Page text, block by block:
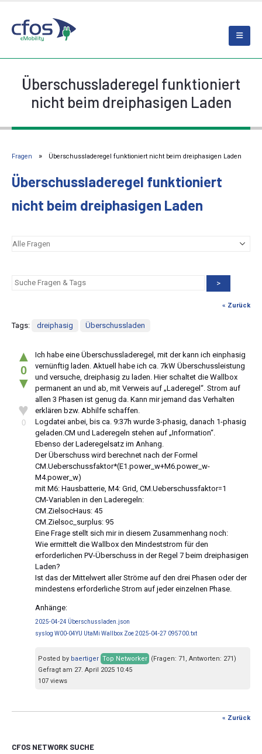
Überschussladeregel funktioniert
nicht beim dreiphasigen Laden
Fragen Überschussladeregel funktioniert nicht beim dreiphasigen Laden
Überschussladeregel funktioniert
nicht beim dreiphasigen Laden
>
« Zurück
Tags: dreiphasig Überschussladen
▲
0
▼
♥
0
Ich habe eine Überschussladeregel, mit der kann ich einphasig
vernünftig laden. Aktuell habe ich ca. 7kW Überschussleistung
und versuche, dreiphasig zu laden. Hier schaltet die Wallbox
permanent an und ab, mit Verweis auf „Laderegel“. Strom auf
allen 3 Phasen ist genug da. Kann mir jemand das Verhalten
erklären bzw. Abhilfe schaffen.
Logdatei anbei, bis ca. 9:37h wurde 3-phasig, danach 1-phasig
geladen.CM und Laderegeln stehen auf „Information“.
Ebenso der Laderegelsatz im Anhang.
Der Überschuss wird berechnet nach der Formel
CM.Ueberschussfaktor*(E1.power_w+M6.power_w-
M4.power_w)
mit M6: Hausbatterie, M4: Grid, CM.Ueberschussfaktor=1
CM-Variablen in den Laderegeln:
CM.ZielsocHaus: 45
CM.Zielsoc_surplus: 95
Eine Frage stellt sich mir in diesem Zusammenhang noch:
Wie ermittelt die Wallbox den Mindeststrom für den
erforderlichen PV-Überschuss in der Regel 7 beim dreiphasigen
Laden?
Ist das der Mittelwert aller Ströme auf den drei Phasen oder der
mindestens erforderliche Strom auf jeder einzelnen Phase.
Anhänge:
2025-04-24 Überschussladen.json
syslog W00-04YU UtaMi Wallbox Zoe 2025-04-27 095700.txt
Posted by baertiger Top Networker (Fragen: 71, Antworten: 271)
Gefragt am 27. April 2025 10:45
107 views
« Zurück
CFOS NETWORK SUCHE